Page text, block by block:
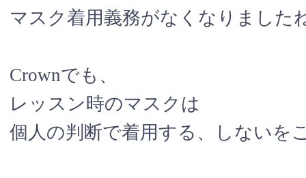
マスク着用義務がなくなりました
Crownでも、
レッスン時のマスクは
個人の判断で着用する、しないを